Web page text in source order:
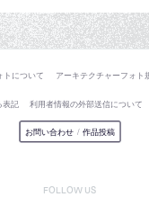
トについて アーキテクチャーフォト
表記 利用者情報の外部送信について
お問い合わせ / 作品投稿